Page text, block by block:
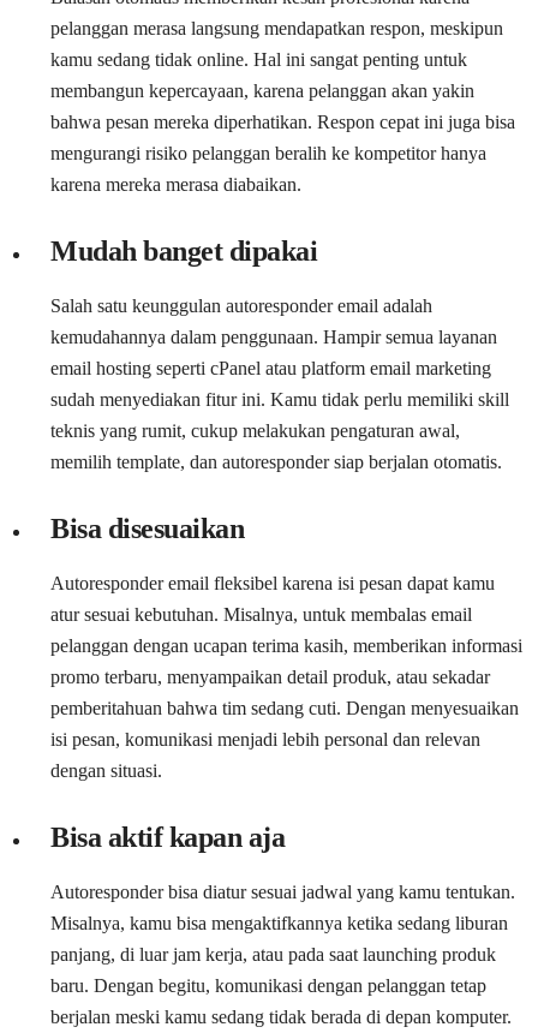
pelanggan merasa langsung mendapatkan respon, meskipun
kamu sedang tidak online. Hal ini sangat penting untuk
membangun kepercayaan, karena pelanggan akan yakin
bahwa pesan mereka diperhatikan. Respon cepat ini juga bisa
mengurangi risiko pelanggan beralih ke kompetitor hanya
karena mereka merasa diabaikan.
Mudah banget dipakai
Salah satu keunggulan autoresponder email adalah
kemudahannya dalam penggunaan. Hampir semua layanan
email hosting seperti cPanel atau platform email marketing
sudah menyediakan fitur ini. Kamu tidak perlu memiliki skill
teknis yang rumit, cukup melakukan pengaturan awal,
memilih template, dan autoresponder siap berjalan otomatis.
Bisa disesuaikan
Autoresponder email fleksibel karena isi pesan dapat kamu
atur sesuai kebutuhan. Misalnya, untuk membalas email
pelanggan dengan ucapan terima kasih, memberikan informasi
promo terbaru, menyampaikan detail produk, atau sekadar
pemberitahuan bahwa tim sedang cuti. Dengan menyesuaikan
isi pesan, komunikasi menjadi lebih personal dan relevan
dengan situasi.
Bisa aktif kapan aja
Autoresponder bisa diatur sesuai jadwal yang kamu tentukan.
Misalnya, kamu bisa mengaktifkannya ketika sedang liburan
panjang, di luar jam kerja, atau pada saat launching produk
baru. Dengan begitu, komunikasi dengan pelanggan tetap
berjalan meski kamu sedang tidak berada di depan komputer.